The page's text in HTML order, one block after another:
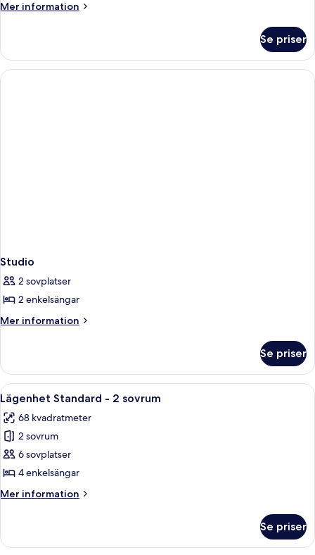
1
Mer information
Mer
Standard
1
Se priser
Studio
2 sovplatser
2 enkelsängar
Mer information
Mer
Se priser
Öppna
alla
foton
för
Lägenhet
Standard
-
2
Ett hotellrum med en säng, ett
10
Lägenhet Standard - 2 sovrum
68 kvadratmeter
2 sovrum
6 sovplatser
4 enkelsängar
Mer information
Mer
Standard
Se priser